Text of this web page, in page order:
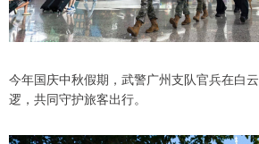
今年国庆中秋假期，武警广州支队官兵在白
逻，共同守护旅客出行。